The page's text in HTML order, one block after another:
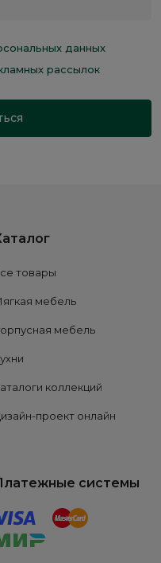
данных
рассылок
товары
мебель
мебель
коллекций
проект онлайн
системы